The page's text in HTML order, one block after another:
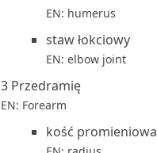
EN: humerus
staw łokciowy
EN: elbow joint
3 Przedramię
EN: Forearm
kość promieniowa